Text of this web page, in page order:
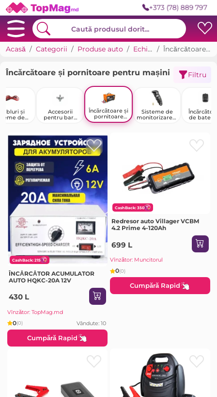
+373 (78) 889 797
Acasă Categorii Produse auto Echipamente auto Încărcătoare și pornitoare pentru mașini
Încărcătoare și pornitoare pentru mașini Filtru
și
de
Accesorii
pentru bara
Încărcătoare și
pornitoare
pentru mașini
Sisteme de
monitorizare a
de baterii
CashBack: 215
ÎNCĂRCĂTOR ACUMULATOR
AUTO HQKC-20A 12V
430 L
Vînzător: TopMag.md
0(0) Vândute: 10
Cumpără Rapid
CashBack: 350
Redresor auto Villager VCBM
4.2 Prime 4-120Ah
699 L
Vînzător: Muncitorul
0(0)
Cumpără Rapid